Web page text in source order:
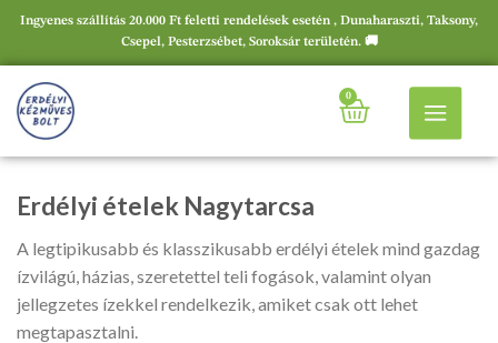
Ingyenes szállítás 20.000 Ft feletti rendelések esetén , Dunaharaszti, Taksony,
Csepel, Pesterzsébet, Soroksár területén. 🚚
0
Erdélyi ételek Nagytarcsa
A legtipikusabb és klasszikusabb erdélyi ételek mind gazdag
ízvilágú, házias, szeretettel teli fogások, valamint olyan
jellegzetes ízekkel rendelkezik, amiket csak ott lehet
megtapasztalni.